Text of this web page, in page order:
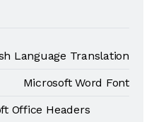
Language Translation
Microsoft Word Font
Office Headers